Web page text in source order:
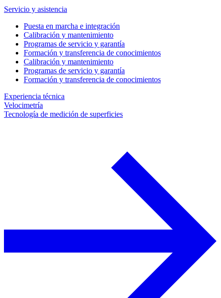
Servicio y asistencia
Puesta en marcha e integración
Calibración y mantenimiento
Programas de servicio y garantía
Formación y transferencia de conocimientos
Calibración y mantenimiento
Programas de servicio y garantía
Formación y transferencia de conocimientos
Experiencia técnica
Velocimetría
Tecnología de medición de superficies